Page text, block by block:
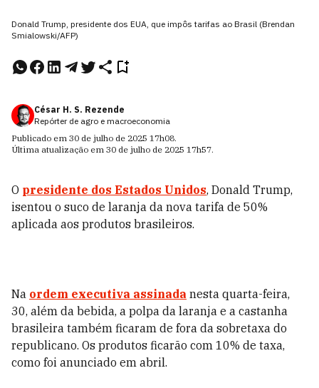
Donald Trump, presidente dos EUA, que impôs tarifas ao Brasil (Brendan
Smialowski/AFP)
César H. S. Rezende
Repórter de agro e macroeconomia
Publicado em 30 de julho de 2025 17h08.
Última atualização em 30 de julho de 2025 17h57.
O presidente dos Estados Unidos, Donald Trump,
isentou o suco de laranja da nova tarifa de 50%
aplicada aos produtos brasileiros.
Na ordem executiva assinada nesta quarta-feira,
30, além da bebida, a polpa da laranja e a castanha
brasileira também ficaram de fora da sobretaxa do
republicano. Os produtos ficarão com 10% de taxa,
como foi anunciado em abril.